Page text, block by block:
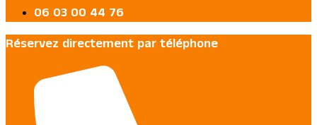
06 03 00 44 76
Réservez directement par téléphone